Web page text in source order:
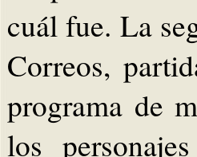
cuál fue. La
Correos,
programa de
los